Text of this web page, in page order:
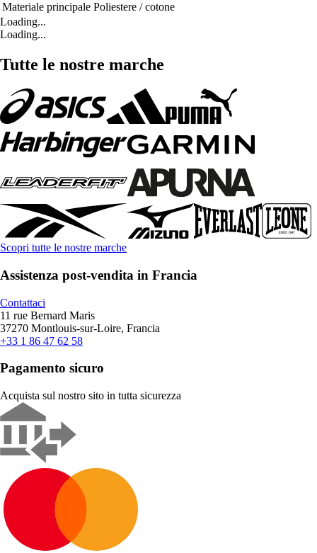
Materiale principale Poliestere / cotone
Loading...
Loading...
Tutte le nostre marche
Scopri tutte le nostre marche
Assistenza post-vendita in Francia
Contattaci
11 rue Bernard Maris
37270 Montlouis-sur-Loire, Francia
+33 1 86 47 62 58
Pagamento sicuro
Acquista sul nostro sito in tutta sicurezza